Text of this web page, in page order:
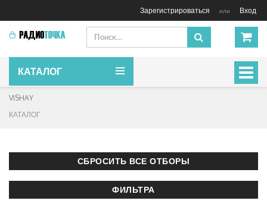
Зарегистрироваться или Вход
КАТАЛОГ
VISHAY
КАТАЛОГ